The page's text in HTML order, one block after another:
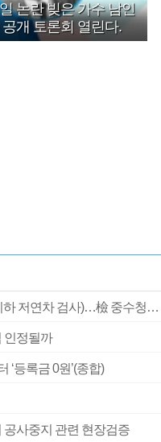
논란 빚은 가수 남인
공개 토론회 열린다.
검사 신분 버리고 직급하향(10년 이하 저연차 검사)…檢 중수청행 기피
인정될까
‘등록금 0원’(종합)
공사중지 관련 현장검증